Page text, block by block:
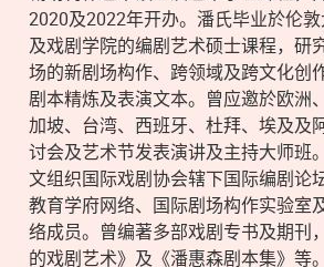
2020及2022年开办。潘氏毕业於伦
及戏剧学院的编剧艺术硕士课程，研
场的新剧场构作、跨领域及跨文化创
剧本精炼及表演文本。曾应邀於欧洲
加坡、台湾、西班牙、杜拜、埃及及
讨会及艺术节发表演讲及主持大师班
文组织国际戏剧协会辖下国际编剧论
教育学府网络、国际剧场构作实验室
络成员。曾编著多部戏剧专书及期刊
的戏剧艺术》及《潘惠森剧本集》等